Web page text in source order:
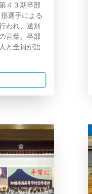
４３期卒部
選手による
われ、送別
言葉、卒部
と全員が語